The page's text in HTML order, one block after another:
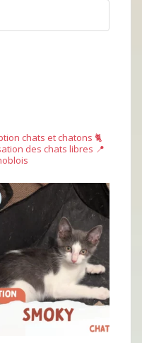
chats et chatons 🐈
des chats libres 📍